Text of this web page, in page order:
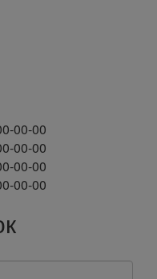
00-00
00-00
00-00
00-00